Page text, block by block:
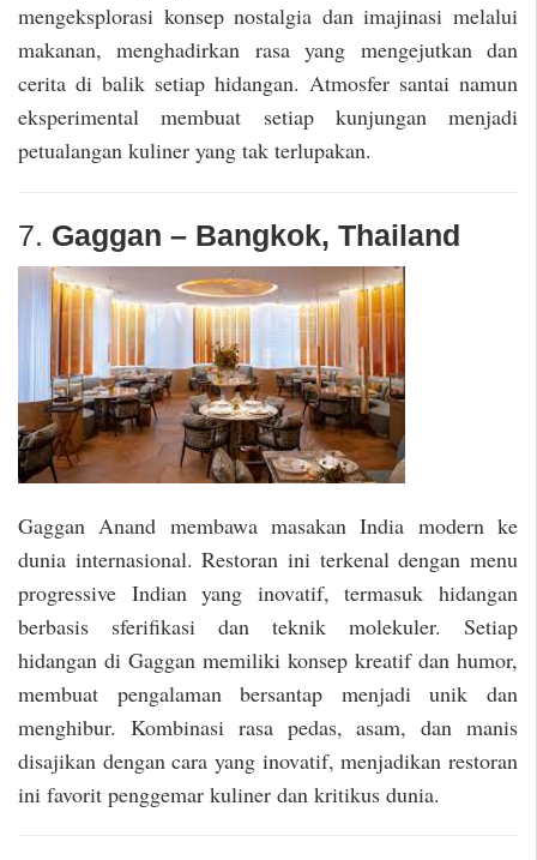
mengeksplorasi konsep nostalgia dan imajinasi melalui
makanan, menghadirkan rasa yang mengejutkan dan
cerita di balik setiap hidangan. Atmosfer santai namun
eksperimental membuat setiap kunjungan menjadi
petualangan kuliner yang tak terlupakan.
7. Gaggan – Bangkok, Thailand
Gaggan Anand membawa masakan India modern ke
dunia internasional. Restoran ini terkenal dengan menu
progressive Indian yang inovatif, termasuk hidangan
berbasis sferifikasi dan teknik molekuler. Setiap
hidangan di Gaggan memiliki konsep kreatif dan humor,
membuat pengalaman bersantap menjadi unik dan
menghibur. Kombinasi rasa pedas, asam, dan manis
disajikan dengan cara yang inovatif, menjadikan restoran
ini favorit penggemar kuliner dan kritikus dunia.